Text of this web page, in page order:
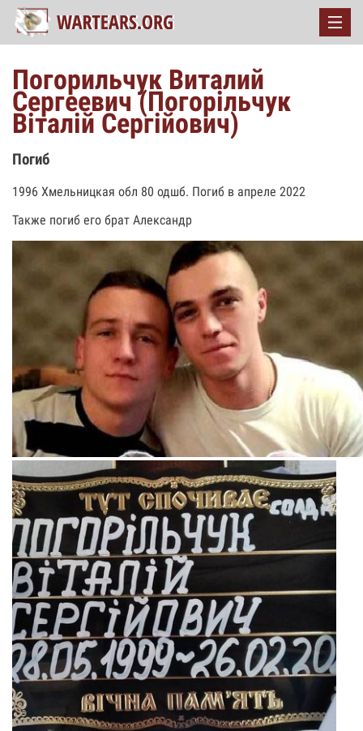
Погорильчук Виталий
Сергеевич (Погорільчук
Віталій Сергійович)
Погиб
1996 Хмельницкая обл 80 одшб. Погиб в апреле 2022
Также погиб его брат Александр